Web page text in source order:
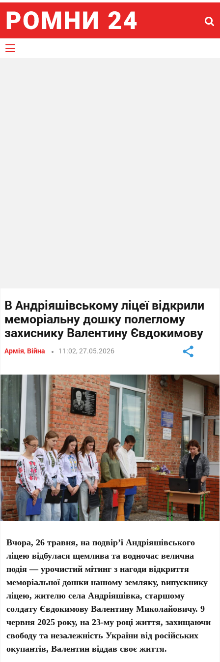
В Андріяшівському ліцеї відкрили
меморіальну дошку полеглому
захиснику Валентину Євдокимову
Армія, Війна 11:02, 27.05.2026
Вчора, 26 травня, на подвір’ї Андріяшівського
ліцею відбулася щемлива та водночас велична
подія — урочистий мітинг з нагоди відкриття
меморіальної дошки нашому земляку, випускнику
ліцею, жителю села Андріяшівка, старшому
солдату Євдокимову Валентину Миколайовичу. 9
червня 2025 року, на 23-му році життя, захищаючи
свободу та незалежність України від російських
окупантів, Валентин віддав своє життя.